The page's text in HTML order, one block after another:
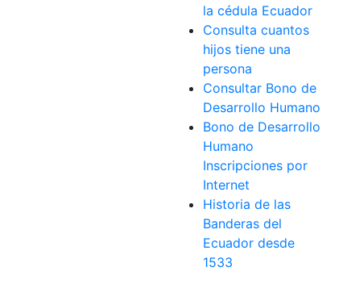
la cédula Ecuador
Consulta cuantos
hijos tiene una
persona
Consultar Bono de
Desarrollo Humano
Bono de Desarrollo
Humano
Inscripciones por
Internet
Historia de las
Banderas del
Ecuador desde
1533